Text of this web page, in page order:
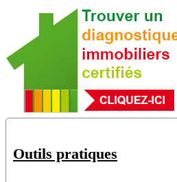
Outils pratiques